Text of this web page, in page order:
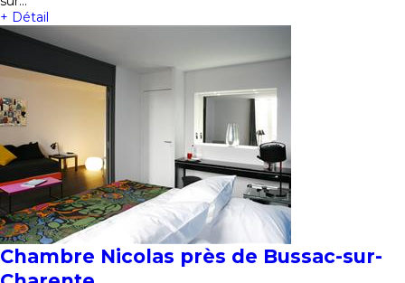
+ Détail
Chambre Nicolas près de Bussac-sur-